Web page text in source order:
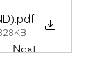
Next
.pdf